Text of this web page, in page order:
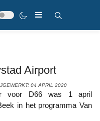
Airport
04 APRIL 2020
in het programma Van